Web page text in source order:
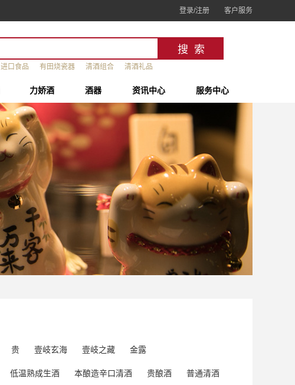
登录/注册 客户服务
进口食品 有田烧瓷器 清酒组合 清酒礼品
力娇酒 酒器 资讯中心 服务中心
贵 壹岐玄海 壹岐之藏 金露
低温熟成生酒 本酿造辛口清酒 贵酿酒 普通清酒